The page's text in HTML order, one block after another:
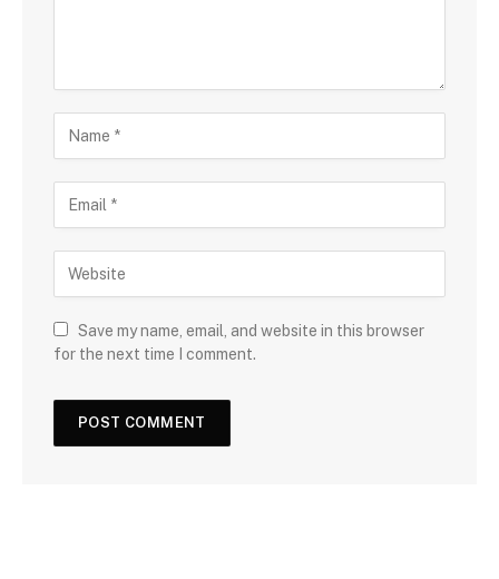
Save my name, email, and website in this browser
for the next time I comment.